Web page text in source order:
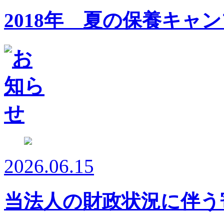
2018年 夏の保養キャ
2026.06.15
当法人の財政状況に伴